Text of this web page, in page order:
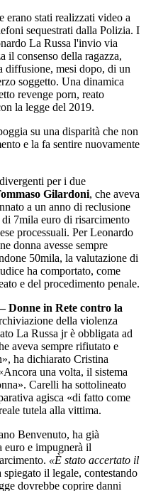
erano stati realizzati video a
sequestrati dalla Polizia. I
La Russa l'invio via
il consenso della ragazza,
diffusione, mesi dopo, di un
soggetto. Una dinamica
revenge porn, reato
la legge del 2019.
su una disparità che non
e la fa sentire nuovamente
per i due
Gilardoni, che aveva
a un anno di reclusione
di 7mila euro di risarcimento
processuali. Per Leonardo
donna avesse sempre
50mila, la valutazione di
ha comportato, come
e del procedimento penale.
Donne in Rete contro la
della violenza
La Russa jr è obbligata ad
aveva sempre rifiutato e
ha dichiarato Cristina
una volta, il sistema
Carelli ha sottolineato
agisca «di fatto come
tutela alla vittima.
Benvenuto, ha già
euro e impugnerà il
«È stato accertato il
spiegato il legale, contestando
dovrebbe coprire danni